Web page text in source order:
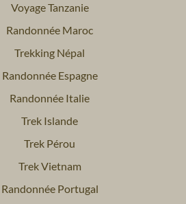
Voyage Tanzanie
Randonnée Maroc
Trekking Népal
Randonnée Espagne
Randonnée Italie
Trek Islande
Trek Pérou
Trek Vietnam
Randonnée Portugal